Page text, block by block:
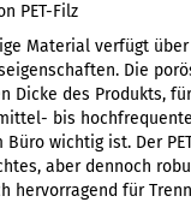
PET-Filz
Material verfügt
Die
Dicke des Produkts,
bis
wichtig ist. Der
aber dennoch
hervorragend für